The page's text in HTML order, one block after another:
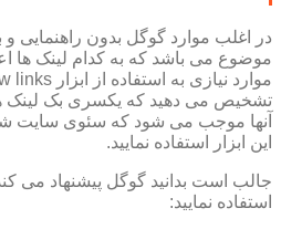
در اغلب موارد گوگل بدون راهنمایی
موضوع می باشد که به کدام لینک ها
تشخیص می دهید که یکسری بک لینک
آنها موجب می شود که سئوی سایت شما
این ابزار استفاده نمایید.
جالب است بدانید گوگل پیشنهاد می کند
استفاده نمایید: